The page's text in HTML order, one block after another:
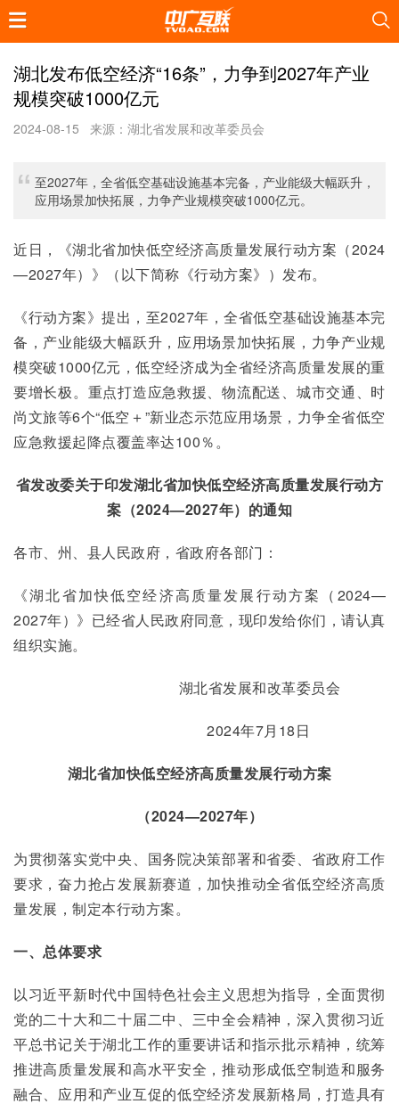
湖北发布低空经济“16条”，力争到2027年产业
规模突破1000亿元
2024-08-15 来源：湖北省发展和改革委员会
至2027年，全省低空基础设施基本完备，产业能级大幅跃升，
应用场景加快拓展，力争产业规模突破1000亿元。
近日，《湖北省加快低空经济高质量发展行动方案（2024
—2027年）》（以下简称《行动方案》）发布。
《行动方案》提出，至2027年，全省低空基础设施基本完
备，产业能级大幅跃升，应用场景加快拓展，力争产业规
模突破1000亿元，低空经济成为全省经济高质量发展的重
要增长极。重点打造应急救援、物流配送、城市交通、时
尚文旅等6个“低空＋”新业态示范应用场景，力争全省低空
应急救援起降点覆盖率达100％。
省发改委关于印发湖北省加快低空经济高质量发展行动方
案（2024—2027年）的通知
各市、州、县人民政府，省政府各部门：
《湖北省加快低空经济高质量发展行动方案（2024—
2027年）》已经省人民政府同意，现印发给你们，请认真
组织实施。
湖北省发展和改革委员会
2024年7月18日
湖北省加快低空经济高质量发展行动方案
（2024—2027年）
为贯彻落实党中央、国务院决策部署和省委、省政府工作
要求，奋力抢占发展新赛道，加快推动全省低空经济高质
量发展，制定本行动方案。
一、总体要求
以习近平新时代中国特色社会主义思想为指导，全面贯彻
党的二十大和二十届二中、三中全会精神，深入贯彻习近
平总书记关于湖北工作的重要讲话和指示批示精神，统筹
推进高质量发展和高水平安全，推动形成低空制造和服务
融合、应用和产业互促的低空经济发展新格局，打造具有